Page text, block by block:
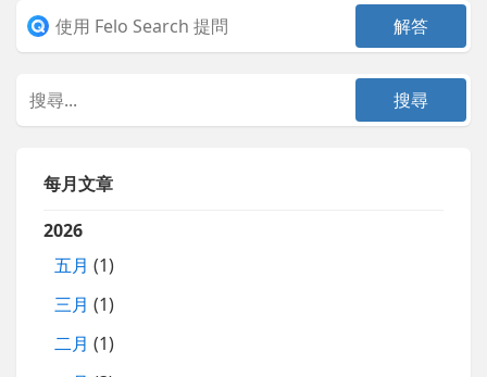
每月文章
2026
五月 (1)
三月 (1)
二月 (1)